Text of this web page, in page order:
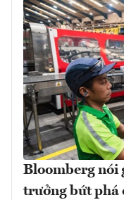
Bloomberg nói
trưởng bứt